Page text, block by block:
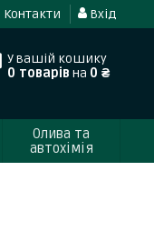
Контакти Вхід
У вашій кошику
0 товарів на 0 ₴
Олива та
автохімія